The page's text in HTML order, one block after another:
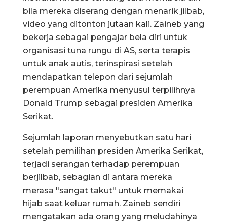
bila mereka diserang dengan menarik jilbab,
video yang ditonton jutaan kali. Zaineb yang
bekerja sebagai pengajar bela diri untuk
organisasi tuna rungu di AS, serta terapis
untuk anak autis, terinspirasi setelah
mendapatkan telepon dari sejumlah
perempuan Amerika menyusul terpilihnya
Donald Trump sebagai presiden Amerika
Serikat.
Sejumlah laporan menyebutkan satu hari
setelah pemilihan presiden Amerika Serikat,
terjadi serangan terhadap perempuan
berjilbab, sebagian di antara mereka
merasa "sangat takut" untuk memakai
hijab saat keluar rumah. Zaineb sendiri
mengatakan ada orang yang meludahinya